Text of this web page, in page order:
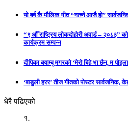
यो बर्ष कै मौलिक गीत “नाच्ने आजै हो”
“९ औँ राष्ट्रिय लोकदोहोरी अवार्ड – २०८३”
कार्यक्रम सम्पन्न
दीपिका बयाम्बु मगरको ‘मेरो बिहे भा छैन, म
‘बाडुली हरर’ तीज गीतको पोस्टर सार्वजनिक,
धेरै पढिएको
१.